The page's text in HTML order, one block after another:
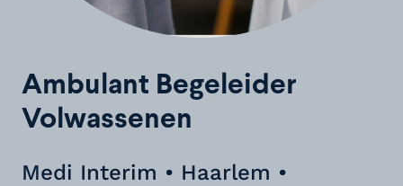
Ambulant Begeleider
Volwassenen
Medi Interim • Haarlem •